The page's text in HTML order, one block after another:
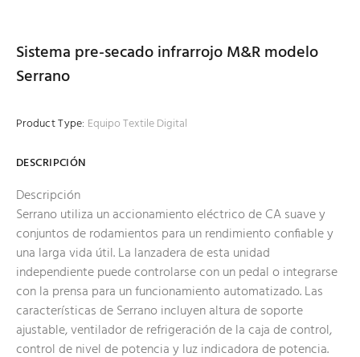
Sistema pre-secado infrarrojo M&R modelo
Serrano
Product Type: Equipo Textile Digital
DESCRIPCIÓN
Descripción
Serrano utiliza un accionamiento eléctrico de CA suave y
conjuntos de rodamientos para un rendimiento confiable y
una larga vida útil. La lanzadera de esta unidad
independiente puede controlarse con un pedal o integrarse
con la prensa para un funcionamiento automatizado. Las
características de Serrano incluyen altura de soporte
ajustable, ventilador de refrigeración de la caja de control,
control de nivel de potencia y luz indicadora de potencia.